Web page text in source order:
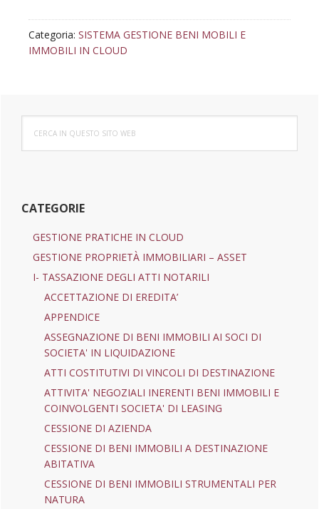
Categoria: SISTEMA GESTIONE BENI MOBILI E
IMMOBILI IN CLOUD
Barra
laterale
questo
CATEGORIE
GESTIONE PRATICHE IN CLOUD
GESTIONE PROPRIETÀ IMMOBILIARI – ASSET
I- TASSAZIONE DEGLI ATTI NOTARILI
ACCETTAZIONE DI EREDITA’
APPENDICE
ASSEGNAZIONE DI BENI IMMOBILI AI SOCI DI
SOCIETA' IN LIQUIDAZIONE
ATTI COSTITUTIVI DI VINCOLI DI DESTINAZIONE
ATTIVITA' NEGOZIALI INERENTI BENI IMMOBILI E
COINVOLGENTI SOCIETA' DI LEASING
CESSIONE DI AZIENDA
CESSIONE DI BENI IMMOBILI A DESTINAZIONE
ABITATIVA
CESSIONE DI BENI IMMOBILI STRUMENTALI PER
NATURA